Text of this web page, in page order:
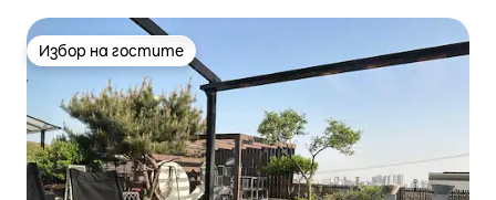
Избор на гостите
Избор на гостите